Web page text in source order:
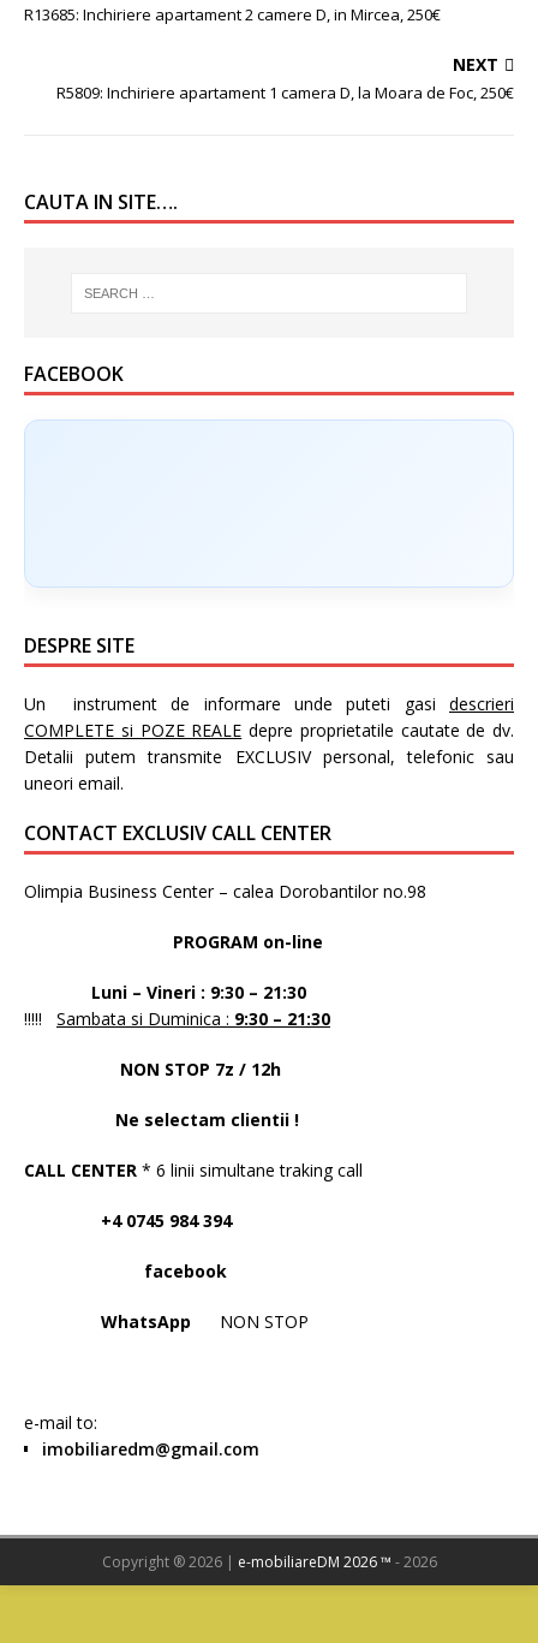
R13685: Inchiriere apartament 2 camere D, in Mircea, 250€
NEXT
R5809: Inchiriere apartament 1 camera D, la Moara de Foc, 250€
CAUTA IN SITE….
FACEBOOK
DESPRE SITE
Un instrument de informare unde puteti gasi descrieri
COMPLETE si POZE REALE depre proprietatile cautate de dv.
Detalii putem transmite EXCLUSIV personal, telefonic sau
uneori email.
CONTACT EXCLUSIV CALL CENTER
Olimpia Business Center – calea Dorobantilor no.98
PROGRAM on-line
Luni – Vineri : 9:30 – 21:30
!!!!! Sambata si Duminica : 9:30 – 21:30
NON STOP 7z / 12h
Ne selectam clientii !
CALL CENTER * 6 linii simultane traking call
+4 0745 984 394
facebook
WhatsApp NON STOP
e-mail to:
imobiliaredm@gmail.com
Copyright ® 2026 | e-mobiliareDM 2026 ™ - 2026